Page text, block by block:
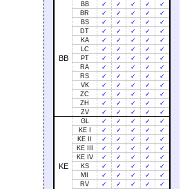
BB
BB ✓ ✓ ✓ ✓
✓
BR
✓ ✓ ✓ ✓
✓
BS
✓ ✓ ✓ ✓
✓
DT
✓ ✓ ✓ ✓
✓
KA
✓ ✓ ✓ ✓
✓
LC
✓ ✓ ✓ ✓
✓
PT
✓ ✓ ✓ ✓
✓
RA
✓ ✓ ✓ ✓
✓
RS
✓ ✓ ✓ ✓
✓
VK
✓ ✓ ✓ ✓
✓
ZC
✓ ✓ ✓ ✓
✓
ZH
✓ ✓ ✓ ✓
✓
ZV
✓ ✓ ✓ ✓ ✓
KE
GL ✓ ✓ ✓ ✓
✓
KE I
✓ ✓ ✓ ✓
✓
KE II
✓ ✓ ✓ ✓
✓
KE III
✓ ✓ ✓ ✓
✓
KE IV
✓ ✓ ✓ ✓
✓
KS
✓ ✓ ✓ ✓
✓
MI
✓ ✓ ✓ ✓
✓
RV
✓ ✓ ✓ ✓
✓